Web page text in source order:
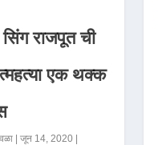
राजपूत ची
एक थक्क
|जून 14, 2020